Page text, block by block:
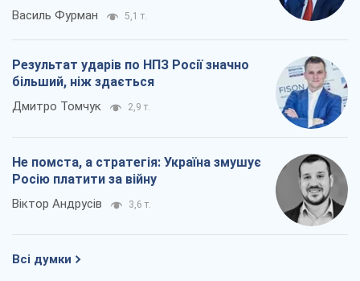
Василь Фурман 5,1 т.
Результат ударів по НПЗ Росії значно
більший, ніж здається
Дмитро Томчук 2,9 т.
Не помста, а стратегія: Україна змушує
Росію платити за війну
Віктор Андрусів 3,6 т.
Всі думки